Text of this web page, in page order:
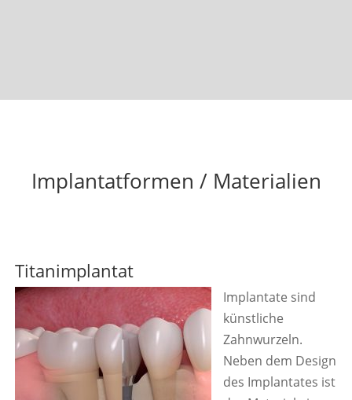
Implantatformen / Materialien
Titanimplantat
​Implantate sind
künstliche
Zahnwurzeln.
Neben dem Design
des Implantates ist